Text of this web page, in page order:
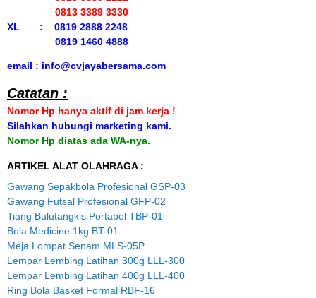
0813 3389 3330
XL : 0819 2888 2248
0819 1460 4888
email : info@cvjayabersama.com
Catatan :
Nomor Hp hanya aktif di jam kerja !
Silahkan hubungi marketing kami.
Nomor Hp diatas ada WA-nya.
ARTIKEL ALAT OLAHRAGA :
Gawang Sepakbola Profesional GSP-03
Gawang Futsal Profesional GFP-02
Tiang Bulutangkis Portabel TBP-01
Bola Medicine 1kg BT-01
Meja Lompat Senam MLS-05P
Lempar Lembing Latihan 300g LLL-300
Lempar Lembing Latihan 400g LLL-400
Ring Bola Basket Formal RBF-16